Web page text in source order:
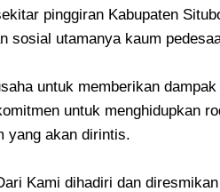
pinggiran Kabupaten
sosial utamanya kaum
untuk memberikan
untuk menghidupkan
yang akan dirintis.
Kami dihadiri dan